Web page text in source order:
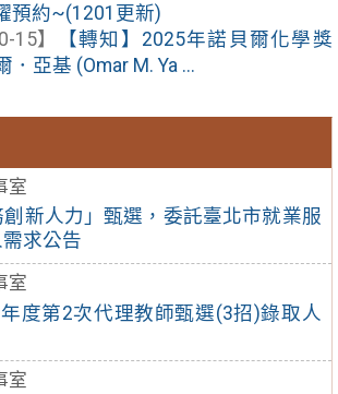
室
新人力」甄選，委託臺北市就業服
求公告
室
度第2次代理教師甄選(3招)錄取人
室
預約~(1201更新)
15】
【轉知】2025年諾貝爾化學獎
亞基 (Omar M. Ya ...